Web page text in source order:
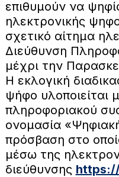
επιθυμούν να
ηλεκτρονικής
σχετικό αίτημα
Διεύθυνση
μέχρι την
Η εκλογική
ψήφο υλοποιείται
πληροφοριακού
ονομασία
πρόσβαση στο
μέσω της
διεύθυνσης